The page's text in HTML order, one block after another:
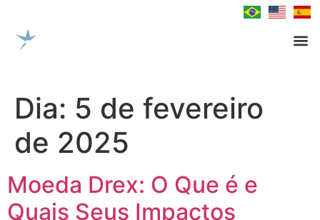
Dia: 5 de fevereiro
de 2025
Moeda Drex: O Que é e
Quais Seus Impactos